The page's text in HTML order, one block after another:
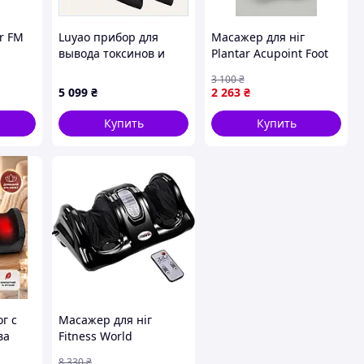
FM
Luyao прибор для
вывода токсинов и
899325A8K
5 099 ₴
Купить
Масажер для ніг
Plantar Acupoint Foot
2 263 ₴
3 100₴
Купить
с
Масажер для ніг
Fitness World